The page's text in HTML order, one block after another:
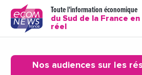
Toute l'information économique
du Sud de la France
réel
Nos audiences sur les